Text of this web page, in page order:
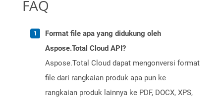
FAQ
Format file apa yang didukung oleh
Aspose.Total Cloud API?
Aspose.Total Cloud dapat mengonversi format
file dari rangkaian produk apa pun ke
rangkaian produk lainnya ke PDF, DOCX, XPS,